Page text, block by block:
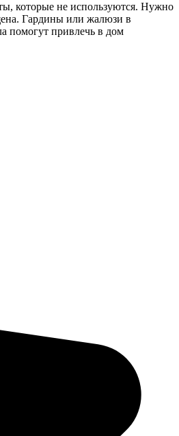
которые не используются. Нужно
Гардины или жалюзи в
помогут привлечь в дом